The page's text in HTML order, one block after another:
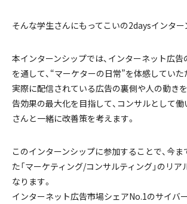
そんな学生さんにもってこいの2daysインター
本インターンシップでは、インターネット広
を通して、“マーケターの日常”を体感していた
実際に配信されている広告の裏側や人の動き
告効果の最大化を目指して、コンサルとして
さんと一緒に改善策を考えます。
このインターンシップに参加することで、今
た「マーケティング/コンサルティング」のリ
なります。
インターネット広告市場シェアNo.1のサイバ